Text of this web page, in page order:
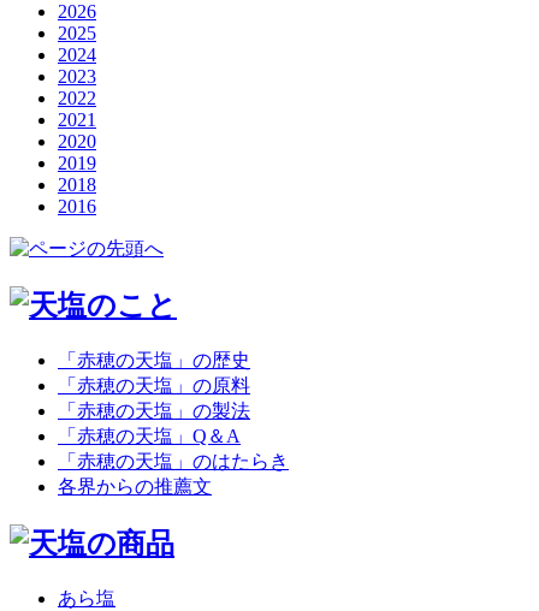
2026
2025
2024
2023
2022
2021
2020
2019
2018
2016
「赤穂の天塩」の歴史
「赤穂の天塩」の原料
「赤穂の天塩」の製法
「赤穂の天塩」Q＆A
「赤穂の天塩」のはたらき
各界からの推薦文
あら塩